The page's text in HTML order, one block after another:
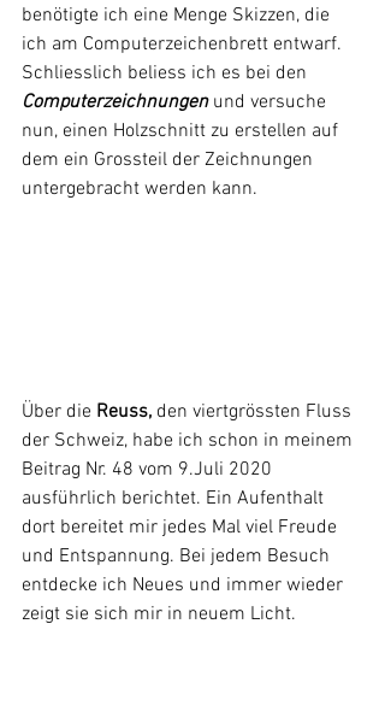
benötigte ich eine Menge Skizzen, die
ich am Computerzeichenbrett entwarf.
Schliesslich beliess ich es bei den
Computerzeichnungen und versuche
nun, einen Holzschnitt zu erstellen auf
dem ein Grossteil der Zeichnungen
untergebracht werden kann.
Über die Reuss, den viertgrössten Fluss
der Schweiz, habe ich schon in meinem
Beitrag Nr. 48 vom 9.Juli 2020
ausführlich berichtet. Ein Aufenthalt
dort bereitet mir jedes Mal viel Freude
und Entspannung. Bei jedem Besuch
entdecke ich Neues und immer wieder
zeigt sie sich mir in neuem Licht.